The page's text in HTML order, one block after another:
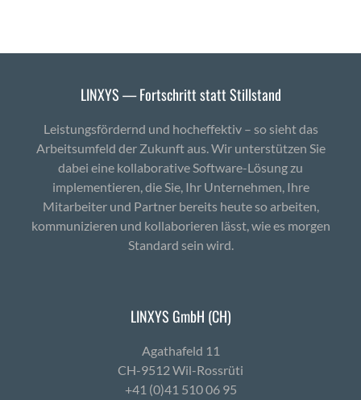
LINXYS — Fortschritt statt Stillstand
Leistungsfördernd und hocheffektiv – so sieht das
Arbeitsumfeld der Zukunft aus. Wir unterstützen Sie
dabei eine kollaborative Software-Lösung zu
implementieren, die Sie, Ihr Unternehmen, Ihre
Mitarbeiter und Partner bereits heute so arbeiten,
kommunizieren und kollaborieren lässt, wie es morgen
Standard sein wird.
LINXYS GmbH (CH)
Agath­afeld 11
CH-9512 Wil-Ross­rüti
+41 (0)41 510 06 95